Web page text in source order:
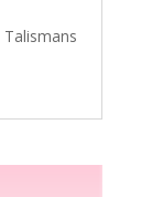
Talismans